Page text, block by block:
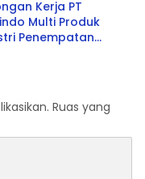
Kerja PT
Multi Produk
Penempatan
Ruas yang